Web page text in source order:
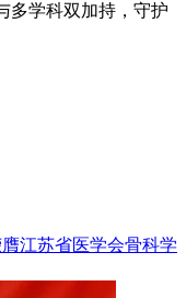
多学科双加持，守护
江苏省医学会骨科学